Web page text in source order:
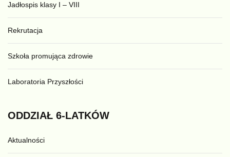
Jadłospis klasy I – VIII
Rekrutacja
Szkoła promująca zdrowie
Laboratoria Przyszłości
ODDZIAŁ 6-LATKÓW
Aktualności